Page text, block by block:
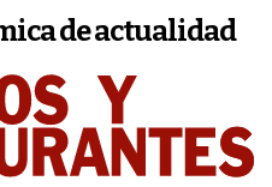
de actualidad